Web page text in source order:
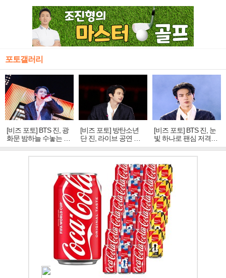
포토갤러리
[비즈 포토] BTS 진, 광
화문 밤하늘 수놓는 '비
주얼 킹'의 열창
[비즈 포토] 방탄소년
단 진, 라이브 공연 중
빛나는 독보적 아우라
[비즈 포토] BTS 진, 눈
빛 하나로 팬심 저격…
독보적 카리스마